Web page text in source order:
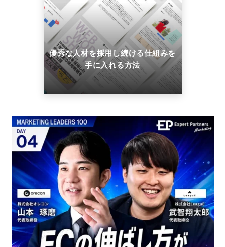
優秀な人材を採用し続ける仕組みを
手に入れる方法